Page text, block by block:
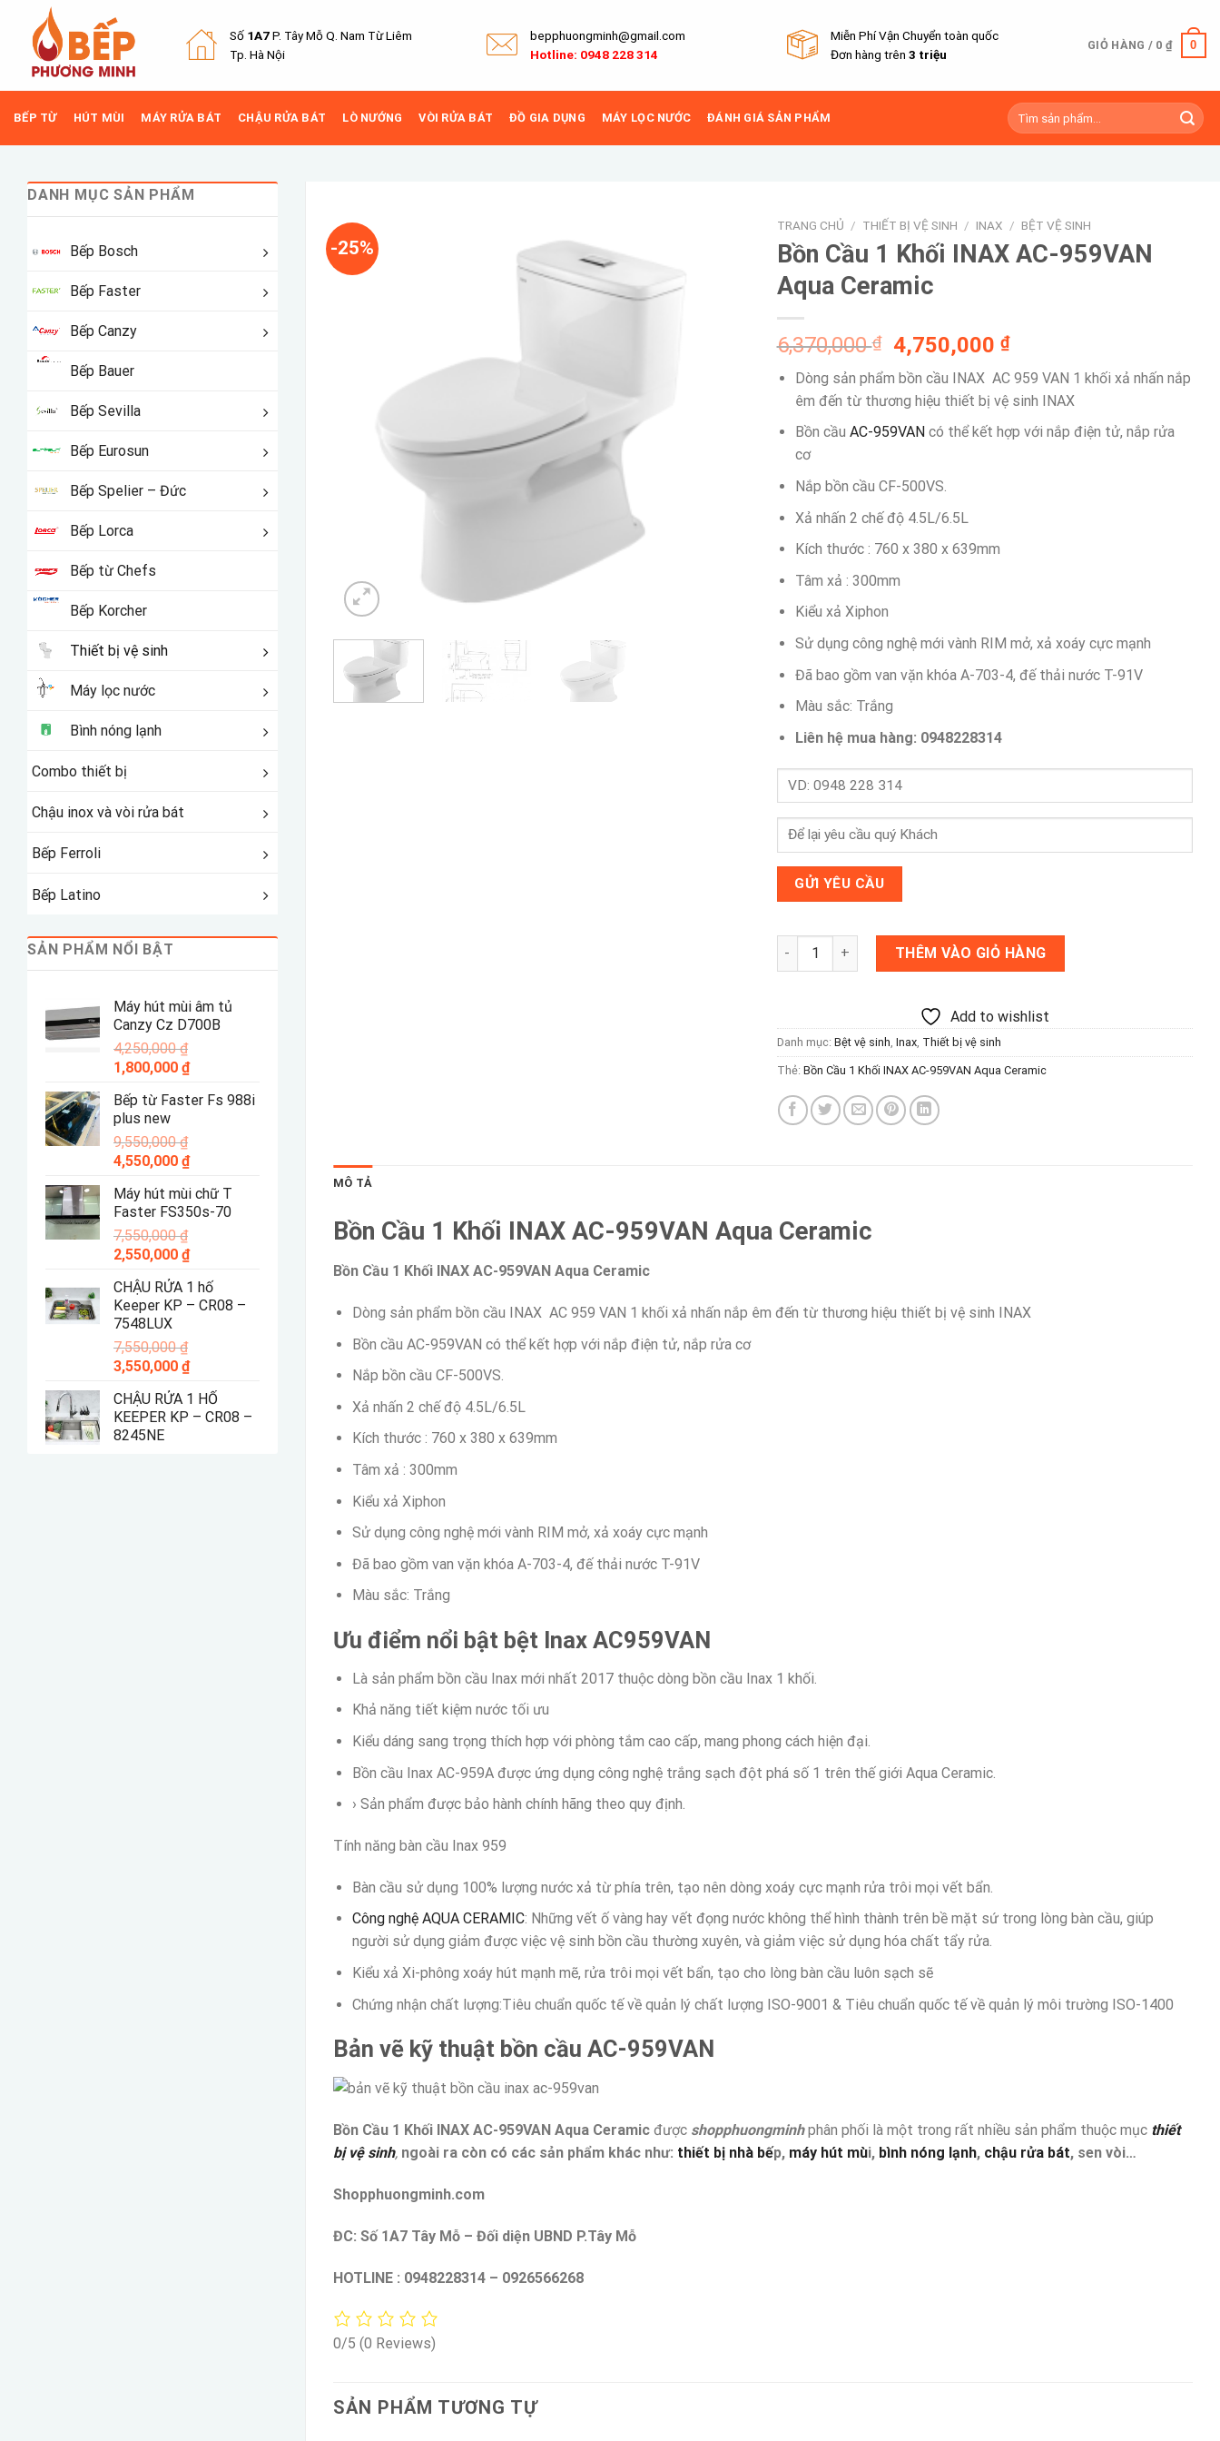
content
Số 1A7P. Tây Mỗ Q. Nam Từ Liêm
Tp. Hà Nội
bepphuongminh@gmail.com
Hotline: 0948 228 314
Miễn Phí Vận Chuyển toàn quốc
Đơn hàng trên 3 triệu
GIỎ HÀNG / 0 ₫ 0
BẾP TỪ HÚT MÙI MÁY RỬA BÁT CHẬU RỬA BÁT LÒ NƯỚNG VÒI RỬA BÁT ĐỒ GIA DỤNG MÁY LỌC NƯỚC ĐÁNH GIÁ SẢN PHẨM
Tìm
kiếm:
DANH MỤC SẢN PHẨM
Bếp Bosch
Bếp Faster
Bếp Canzy
Bếp Bauer
Bếp Sevilla
Bếp Eurosun
Bếp Spelier – Đức
Bếp Lorca
Bếp từ Chefs
Bếp Korcher
Thiết bị vệ sinh
Máy lọc nước
Bình nóng lạnh
Combo thiết bị
Chậu inox và vòi rửa bát
Bếp Ferroli
Bếp Latino
SẢN PHẨM NỔI BẬT
Máy hút mùi âm tủ
Canzy Cz D700B
4,250,000₫
Giá
là:
4,250,000 ₫.
1,800,000 ₫Giá
tại
Bếp từ Faster Fs 988i
plus new
9,550,000₫
Giá
là:
9,550,000 ₫.
4,550,000 ₫Giá
tại
là:
Máy hút mùi chữ T
Faster FS350s-70
7,550,000₫
Giá
là:
7,550,000 ₫.
2,550,000 ₫Giá
tại
là:
CHẬU RỬA 1 hố
Keeper KP – CR08 –
7548LUX
7,550,000₫
Giá
là:
7,550,000 ₫.
3,550,000 ₫Giá
tại
là:
CHẬU RỬA 1 HỐ
KEEPER KP – CR08 –
8245NE
-25%
TRANG CHỦ / THIẾT BỊ VỆ SINH / INAX / BỆT VỆ SINH
Bồn Cầu 1 Khối INAX AC-959VAN
Aqua Ceramic
6,370,000₫
Giá
gốc
là:
6,370,000 ₫.
4,750,000 ₫Giá
hiện
tại
là:
4,750,000 ₫.
Dòng sản phẩm bồn cầu INAX AC 959 VAN 1 khối xả nhấn nắp
êm đến từ thương hiệu thiết bị vệ sinh INAX
Bồn cầuAC-959VAN có thể kết hợp với nắp điện tử, nắp rửa
cơ
Nắp bồn cầu CF-500VS.
Xả nhấn 2 chế độ 4.5L/6.5L
Kích thước : 760 x 380 x 639mm
Tâm xả : 300mm
Kiểu xả Xiphon
Sử dụng công nghệ mới vành RIM mở, xả xoáy cực mạnh
Đã bao gồm van vặn khóa A-703-4, đế thải nước T-91V
Màu sắc: Trắng
Liên hệ mua hàng: 0948228314
Bồn Cầu 1 Khối INAX AC-959VAN Aqua Ceramic số lượng
THÊM VÀO GIỎ HÀNG
Add to wishlist
Danh mục: Bệt vệ sinh Inax, Thiết bị vệ sinh
Thẻ: Bồn Cầu 1 Khối INAX AC-959VAN Aqua Ceramic
MÔ TẢ
Bồn Cầu 1 Khối INAX AC-959VAN Aqua Ceramic
Bồn Cầu 1 Khối INAX AC-959VAN Aqua Ceramic
Dòng sản phẩm bồn cầu INAX AC 959 VAN 1 khối xả nhấn nắp êm đến từ thương hiệu thiết bị vệ sinh INAX
Bồn cầu AC-959VAN có thể kết hợp với nắp điện tử, nắp rửa cơ
Nắp bồn cầu CF-500VS.
Xả nhấn 2 chế độ 4.5L/6.5L
Kích thước : 760 x 380 x 639mm
Tâm xả : 300mm
Kiểu xả Xiphon
Sử dụng công nghệ mới vành RIM mở, xả xoáy cực mạnh
Đã bao gồm van vặn khóa A-703-4, đế thải nước T-91V
Màu sắc: Trắng
Ưu điểm nổi bật bệt Inax AC959VAN
Là sản phẩm bồn cầu Inax mới nhất 2017 thuộc dòng bồn cầu Inax 1 khối.
Khả năng tiết kiệm nước tối ưu
Kiểu dáng sang trọng thích hợp với phòng tắm cao cấp, mang phong cách hiện đại.
Bồn cầu Inax AC-959A được ứng dụng công nghệ trắng sạch đột phá số 1 trên thế giới Aqua Ceramic.
› Sản phẩm được bảo hành chính hãng theo quy định.
Tính năng bàn cầu Inax 959
Bàn cầu sử dụng 100% lượng nước xả từ phía trên, tạo nên dòng xoáy cực mạnh rửa trôi mọi vết bẩn.
Công nghệ AQUA CERAMIC: Những vết ố vàng hay vết đọng nước không thể hình thành trên bề mặt sứ trong lòng bàn cầu, giúp
người sử dụng giảm được việc vệ sinh bồn cầu thường xuyên, và giảm việc sử dụng hóa chất tẩy rửa.
Kiểu xả Xi-phông xoáy hút mạnh mẽ, rửa trôi mọi vết bẩn, tạo cho lòng bàn cầu luôn sạch sẽ
Chứng nhận chất lượng:Tiêu chuẩn quốc tế về quản lý chất lượng ISO-9001 & Tiêu chuẩn quốc tế về quản lý môi trường ISO-1400
Bản vẽ kỹ thuật bồn cầu AC-959VAN
Bồn Cầu 1 Khối INAX AC-959VAN Aqua Ceramic được shopphuongminhphân phối là một trong rất nhiều sản phẩm thuộc mục thiết
bị vệ sinh, ngoài ra còn có các sản phẩm khác như: thiết bị nhà bếp, máy hút mùi, bình nóng lạnh, chậu rửa bát, sen vòi…
Shopphuongminh.com
ĐC: Số 1A7 Tây Mỗ – Đối diện UBND P.Tây Mỗ
HOTLINE : 0948228314 – 0926566268
0/5 (0 Reviews)
SẢN PHẨM TƯƠNG TỰ